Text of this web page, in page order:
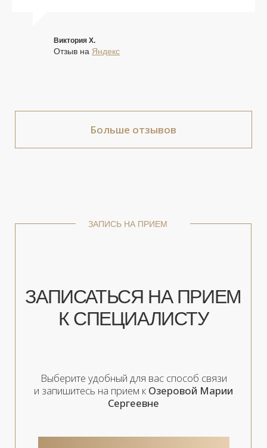
Виктория Х.
Отзыв на Яндекс